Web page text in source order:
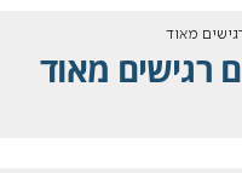
מאוד
רגישים מאוד